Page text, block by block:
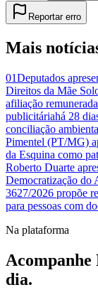
Reportar erro
Mais
01Deputados
Direitos da Mãe
afiliação
publicitáriahá 28
conciliação
Pimentel (PT/MG)
da Esquina como
Roberto Duarte
Democratização do
3627/2026 propõe
para pessoas com
Na plataforma
Acompanhe
dia.